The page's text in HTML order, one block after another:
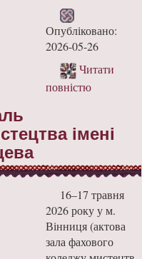
Опубліковано:
2026-05-26
Читати
повністю
імені
16–17 травня
2026 року у м.
Вінниця (актова
зала фахового